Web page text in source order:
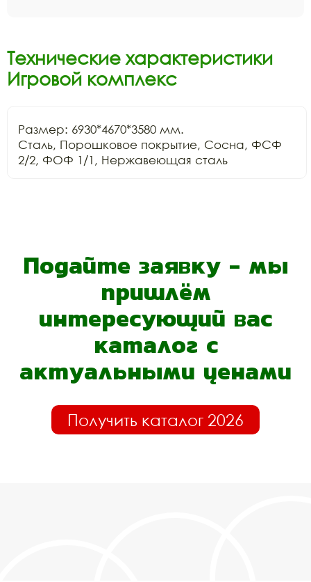
Технические характеристики
Игровой комплекс
Размер: 6930*4670*3580 мм.
Сталь, Порошковое покрытие, Сосна, ФСФ
2/2, ФОФ 1/1, Нержавеющая сталь
Подайте заявку - мы
пришлём
интересующий вас
каталог с
актуальными ценами
Получить каталог 2026